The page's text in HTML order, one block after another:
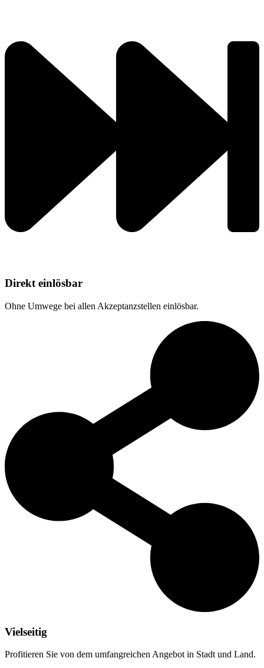
Direkt einlösbar
Ohne Umwege bei allen Akzeptanzstellen einlösbar.
Vielseitig
Profitieren Sie von dem umfangreichen Angebot in Stadt und Land.